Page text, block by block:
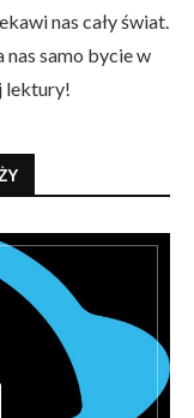
nas cały świat.
samo bycie w
lektury!